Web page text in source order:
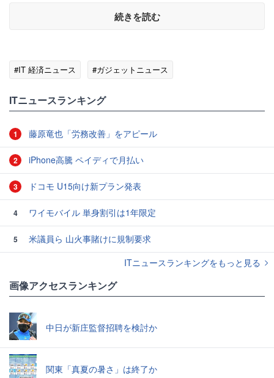
続きを読む
#IT 経済ニュース #ガジェットニュース
ITニュースランキング
1 藤原竜也「労務改善」をアピール
2 iPhone高騰 ペイディで月払い
3 ドコモ U15向け新プラン発表
4 ワイモバイル 単身割引は1年限定
5
米議員ら 山火事賭けに規制要求
ITニュースランキングをもっと見る
画像アクセスランキング
中日が新庄監督招聘を検討か
関東「真夏の暑さ」は終了か